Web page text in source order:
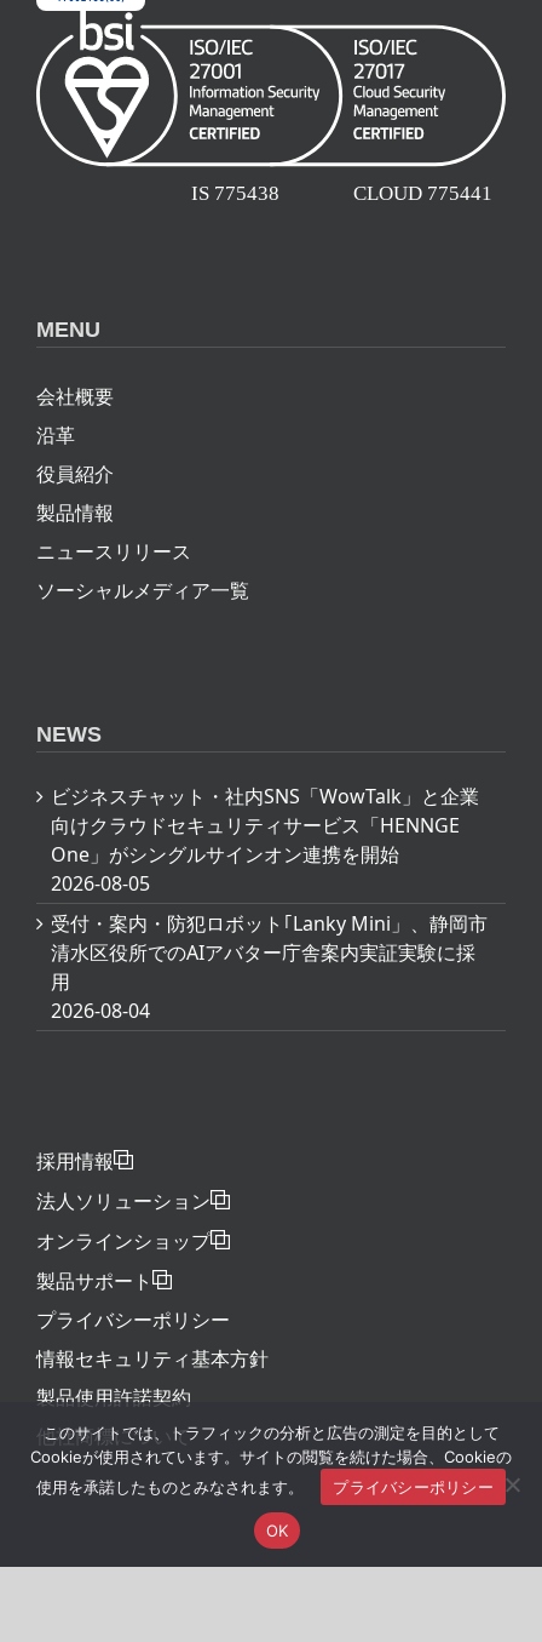
沿革
役員紹介
製品情報
ニュースリリース
ソーシャルメディア一覧
ビジネスチャット・社内SNS「WowTalk」と企業
向けクラウドセキュリティサービス「HENNGE
One」がシングルサインオン連携を開始
2026-08-05
受付・案内・防犯ロボット｢Lanky Mini」、静岡市
清水区役所でのAIアバター庁舎案内実証実験に採
用
2026-08-04
法人ソリューション
オンラインショップ
製品サポート
プライバシーポリシー
情報セキュリティ基本方針
製品使用許諾契約
他社商標について
このサイトでは、トラフィックの分析と広告の測定を目的として
Cookieが使用されています。サイトの閲覧を続けた場合、Cookieの
使用を承諾したものとみなされます。
プライバシーポリシー
OK